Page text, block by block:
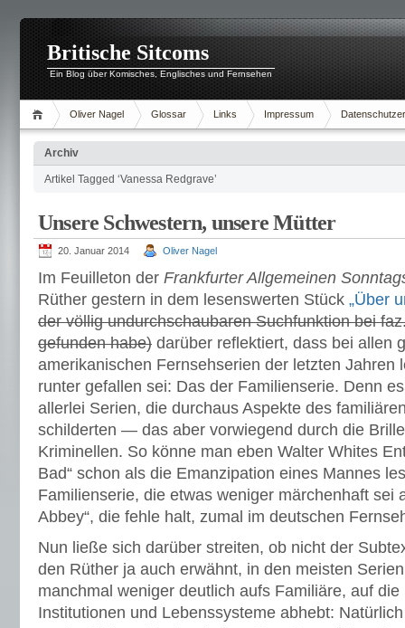
Britische Sitcoms
Ein Blog über Komisches, Englisches und Fernsehen
Oliver Nagel Glossar Links Impressum
Archiv
Artikel Tagged ‘Vanessa Redgrave’
Unsere Schwestern, unsere Mütter
20. Januar 2014 Oliver Nagel
Im Feuilleton der Frankfurter Allgemeinen
Rüther gestern in dem lesenswerten Stück „Über
der völlig undurchschaubaren Suchfunktion bei
gefunden habe) darüber reflektiert, dass bei allen
amerikanischen Fernsehserien der letzten Jahren
runter gefallen sei: Das der Familienserie. Denn
allerlei Serien, die durchaus Aspekte des
schilderten — das aber vorwiegend durch die
Kriminellen. So könne man eben Walter Whites
Bad“ schon als die Emanzipation eines Mannes
Familienserie, die etwas weniger märchenhaft sei
Abbey“, die fehle halt, zumal im deutschen
Nun ließe sich darüber streiten, ob nicht der
den Rüther ja auch erwähnt, in den meisten
manchmal weniger deutlich aufs Familiäre, auf die
Institutionen und Lebenssysteme abhebt: